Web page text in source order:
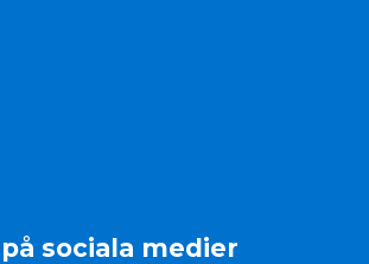
sociala medier